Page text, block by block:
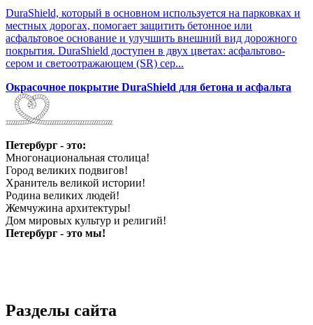
DuraShield, который в основном используется на парковках и
местных дорогах, помогает защитить бетонное или
асфальтовое основание и улучшить внешний вид дорожного
покрытия. DuraShield доступен в двух цветах: асфальтово-
сером и светоотражающем (SR) сер...
Окрасочное покрытие DuraShield для бетона и асфальта
Петербург - это:
Многонациональная столица!
Город великих подвигов!
Хранитель великой истории!
Родина великих людей!
Жемчужина архитектуры!
Дом мировых культур и религий!
Петербург - это мы!
Разделы сайта